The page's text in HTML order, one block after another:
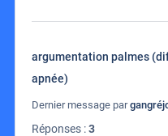
argumentation palmes
apnée)
Dernier message par
Réponses :3